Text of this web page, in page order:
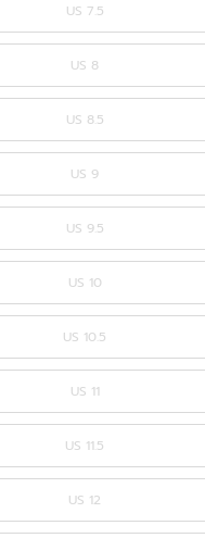
US 7.5
US 8
US 8.5
US 9
US 9.5
US 10
US 10.5
US 11
US 11.5
US 12